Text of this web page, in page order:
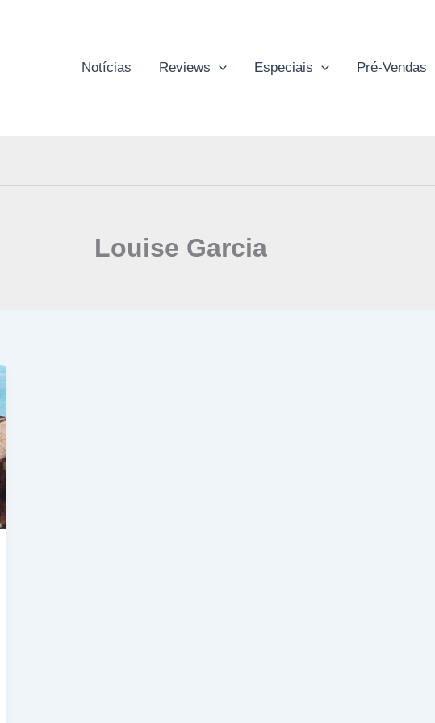
Notícias Reviews Especiais Pré-Vendas
Louise Garcia